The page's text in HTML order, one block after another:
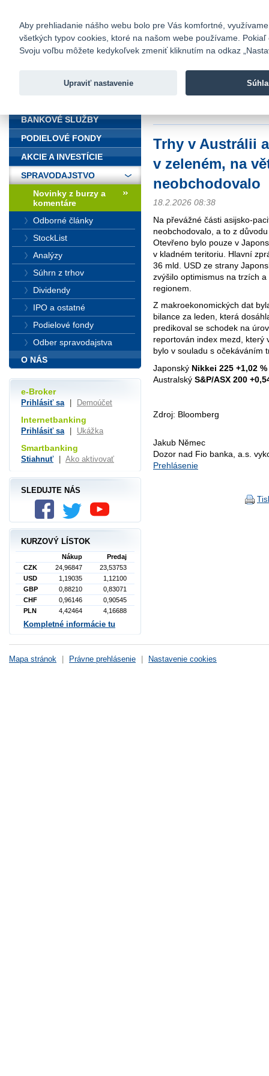
Fio banka
Fio banka
Trhy v Austrálii
v zeleném, na
neobchodovalo
18.2.2026 08:38
Na převážné části asijsko-
neobchodovalo, a to z
Otevřeno bylo pouze v
v kladném teritoriu. Hlavní
36 mld. USD ze strany
zvýšilo optimismus na trzích
regionem.
Z makroekonomických dat
bilance za leden, která
predikoval se schodek na
reportován index mezd, který
bylo v souladu s očekáváním
Japonský Nikkei 225 +1,02 %
Australský S&P/ASX 200
Zdroj: Bloomberg
Jakub Němec
Dozor nad Fio banka, a.s.
Prehlásenie
BANKOVÉ SLUŽBY
PODIELOVÉ FONDY
AKCIE A INVESTÍCIE
SPRAVODAJSTVO
Novinky z burzy a
komentáre
Odborné články
StockList
Analýzy
Súhrn z trhov
Dividendy
IPO a ostatné
Podielové fondy
Odber spravodajstva
O NÁS
e-Broker
Prihlásiť sa Demoúčet
Internetbanking
Prihlásiť sa Ukážka
Smartbanking
Stiahnuť Ako aktivovať
SLEDUJTE NÁS
KURZOVÝ LÍSTOK
Nákup
Predaj
CZK
24,96847
23,53753
USD
1,19035
1,12100
GBP
0,88210
0,83071
CHF
0,96146
0,90545
PLN
4,42464 4,16688
Kompletné informácie tu
Mapa stránok Právne prehlásenie Nastavenie cookies
Aby prehliadanie nášho webu bolo pre Vás komfortné,
všetkých typov cookies, ktoré na našom webe používame.
Svoju voľbu môžete kedykoľvek zmeniť kliknutím na odkaz
Upraviť nastavenie